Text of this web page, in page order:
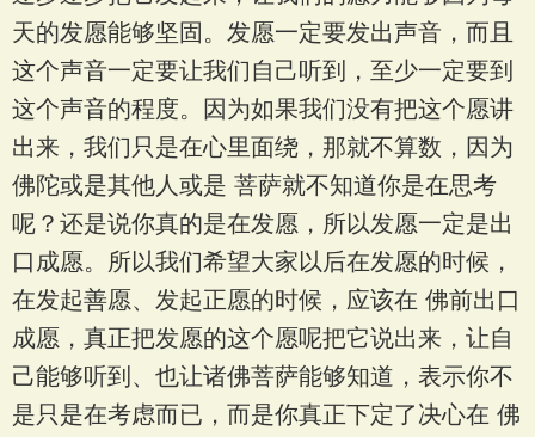
天的发愿能够坚固。发愿一定要发出声音，而且
这个声音一定要让我们自己听到，至少一定要到
这个声音的程度。因为如果我们没有把这个愿讲
出来，我们只是在心里面绕，那就不算数，因为
佛陀或是其他人或是 菩萨就不知道你是在思考
呢？还是说你真的是在发愿，所以发愿一定是出
口成愿。所以我们希望大家以后在发愿的时候，
在发起善愿、发起正愿的时候，应该在 佛前出口
成愿，真正把发愿的这个愿呢把它说出来，让自
己能够听到、也让诸佛菩萨能够知道，表示你不
是只是在考虑而已，而是你真正下定了决心在 佛